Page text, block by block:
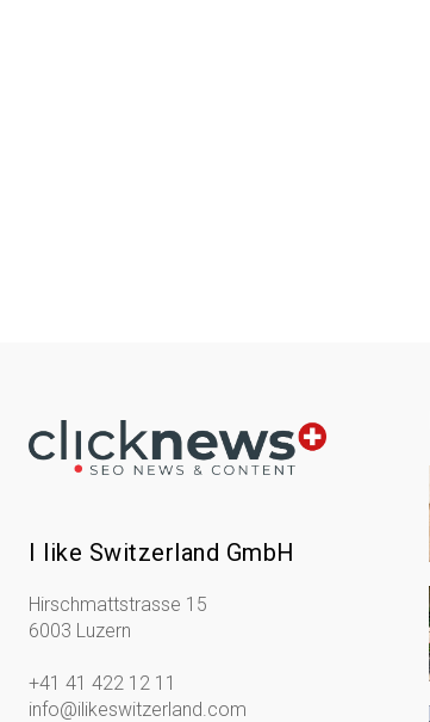
I like Switzerland GmbH
Hirschmattstrasse 15
6003 Luzern
+41 41 422 12 11
info@ilikeswitzerland.com